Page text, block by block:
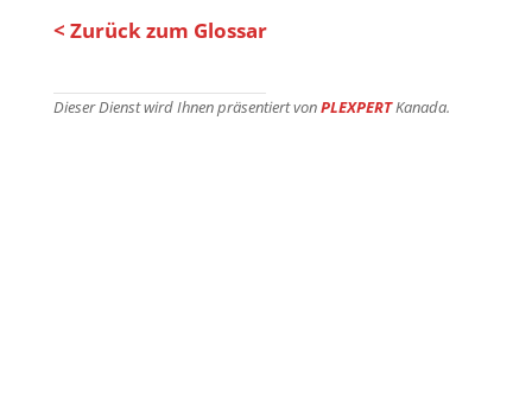
< Zurück zum Glossar
Dieser Dienst wird Ihnen präsentiert vonPLEXPERTKanada.